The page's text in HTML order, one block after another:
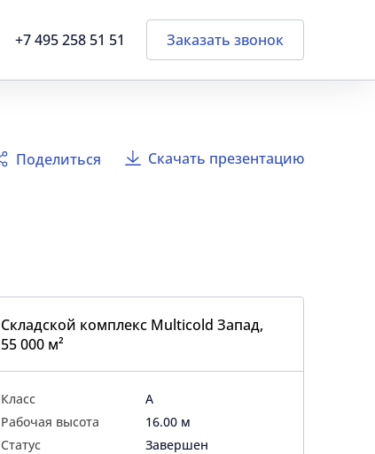
+7 495 258 51 51 Заказать звонок
Поделиться Скачать презентацию
Складской комплекс Multicold Запад,
55 000 м²
Класс
A
Рабочая высота
16.00 м
Статус
Завершен